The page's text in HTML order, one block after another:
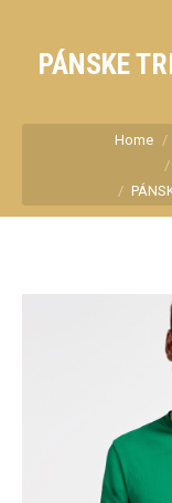
PÁNSKE
You are here:Home